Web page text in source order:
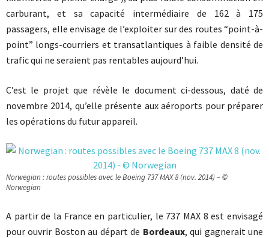
carburant, et sa capacité intermédiaire de 162 à 175
passagers, elle envisage de l’exploiter sur des routes “point-à-
point” longs-courriers et transatlantiques à faible densité de
trafic qui ne seraient pas rentables aujourd’hui.
C’est le projet que révèle le document ci-dessous, daté de
novembre 2014, qu’elle présente aux aéroports pour préparer
les opérations du futur appareil.
Norwegian : routes possibles avec le Boeing 737 MAX 8 (nov. 2014) – ©
Norwegian
A partir de la France en particulier, le 737 MAX 8 est envisagé
pour ouvrir Boston au départ de Bordeaux, qui gagnerait une